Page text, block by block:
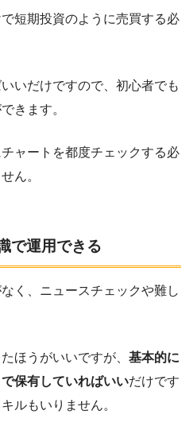
短期投資のように売買する必
いだけですので、初心者でも
きます。
ャートを都度チェックする必
ん。
で運用できる
く、ニュースチェックや難し
ほうがいいですが、 基本的に
保有していればいいだけです
ルもいりません。